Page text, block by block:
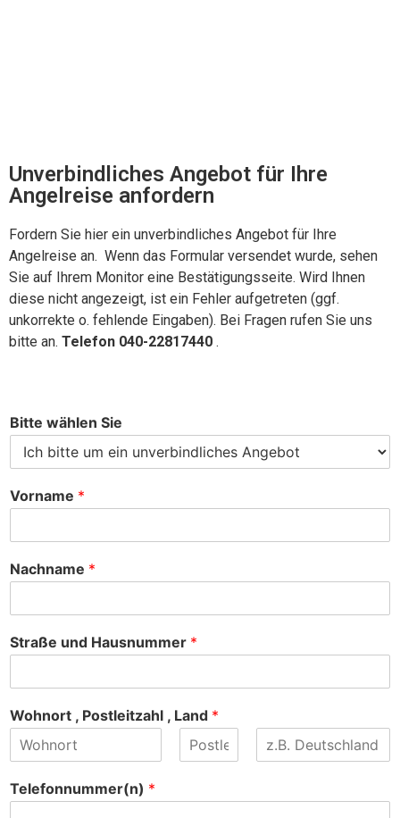
Unverbindliches Angebot für Ihre
Angelreise anfordern
Fordern Sie hier ein unverbindliches Angebot für Ihre
Angelreise an. Wenn das Formular versendet wurde, sehen
Sie auf Ihrem Monitor eine Bestätigungsseite. Wird Ihnen
diese nicht angezeigt, ist ein Fehler aufgetreten (ggf.
unkorrekte o. fehlende Eingaben). Bei Fragen rufen Sie uns
bitte an. Telefon 040-22817440 .
Bitte wählen Sie
Vorname *
Nachname *
Straße und Hausnummer *
Wohnort , Postleitzahl , Land *
o
Telefonnummer(n) *